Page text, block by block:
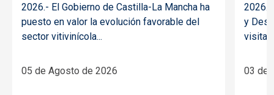
2026.- El Gobierno de Castilla-La Mancha ha
puesto en valor la evolución favorable del
sector vitivinícola...
05 de Agosto de 2026
2026.-
y
03 de